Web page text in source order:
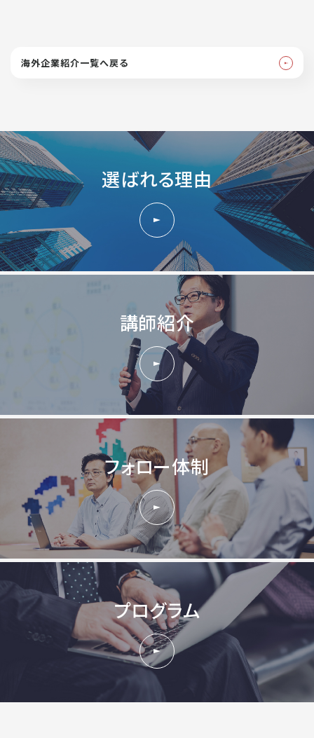
海外企業紹介一覧へ戻る
選ばれる理由
講師紹介
フォロー体制
プログラム